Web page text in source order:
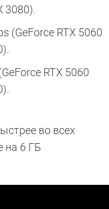
3080).
(GeForce RTX 5060
RTX 5060
во всех
на 6 ГБ